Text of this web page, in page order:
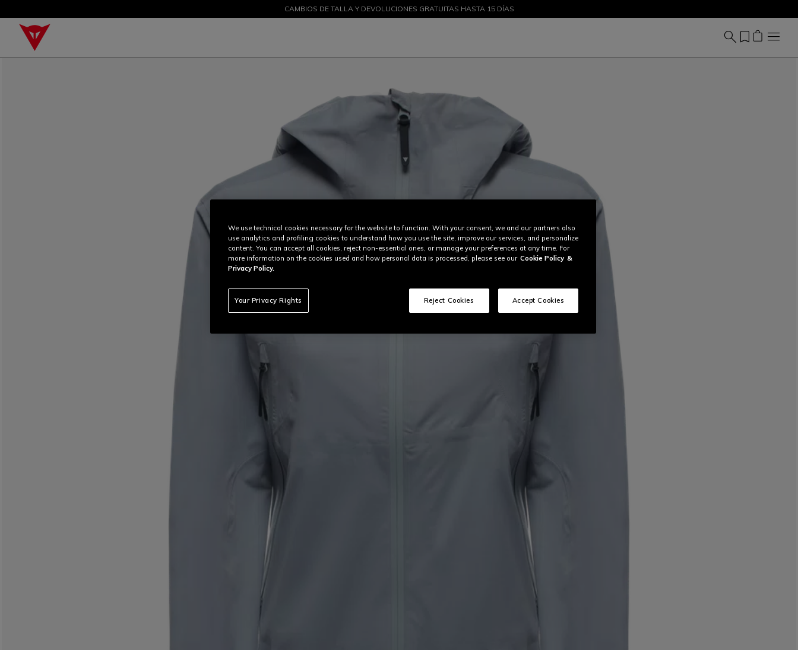
DESCUENTOS DE HASTA EL 50 % – ¡COMPRA AHORA
CAMBIOS DE TALLA Y DEVOLUCIONES GRATUITAS HASTA 15 DÍAS
We use technical cookies necessary for the website to function. With your consent, we and our partners also
use analytics and profiling cookies to understand how you use the site, improve our services, and personalize
content. You can accept all cookies, reject non-essential ones, or manage your preferences at any time. For
more information on the cookies used and how personal data is processed, please see our Cookie Policy &
Privacy Policy.
Your Privacy Rights Reject Cookies Accept Cookies